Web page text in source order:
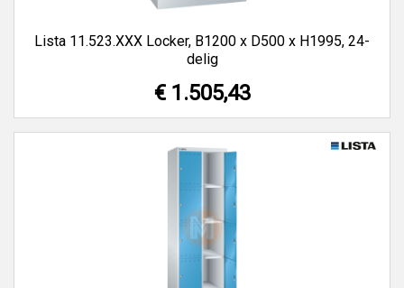
Lista 11.523.XXX Locker, B1200 x D500 x H1995, 24-
delig
€ 1.505,43